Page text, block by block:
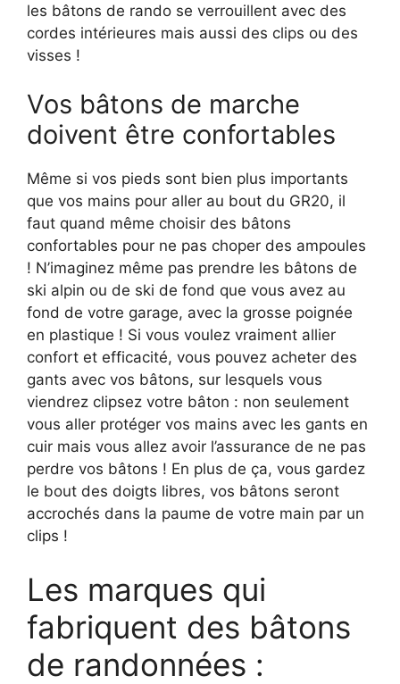
les bâtons de rando se verrouillent avec des
cordes intérieures mais aussi des clips ou des
visses !
Vos bâtons de marche
doivent être confortables
Même si vos pieds sont bien plus importants
que vos mains pour aller au bout du GR20, il
faut quand même choisir des bâtons
confortables pour ne pas choper des ampoules
! N’imaginez même pas prendre les bâtons de
ski alpin ou de ski de fond que vous avez au
fond de votre garage, avec la grosse poignée
en plastique ! Si vous voulez vraiment allier
confort et efficacité, vous pouvez acheter des
gants avec vos bâtons, sur lesquels vous
viendrez clipsez votre bâton : non seulement
vous aller protéger vos mains avec les gants en
cuir mais vous allez avoir l’assurance de ne pas
perdre vos bâtons ! En plus de ça, vous gardez
le bout des doigts libres, vos bâtons seront
accrochés dans la paume de votre main par un
clips !
Les marques qui
fabriquent des bâtons
de randonnées :